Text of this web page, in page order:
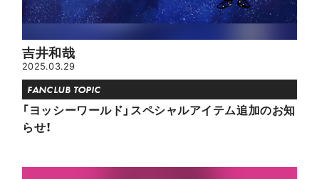
吉井和哉
2025.03.29
FANCLUB TOPIC
「ヨッシーワールド」スペシャルアイテム追加のお知
らせ！